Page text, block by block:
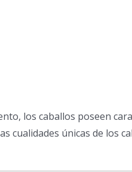
los caballos poseen
cualidades únicas de los